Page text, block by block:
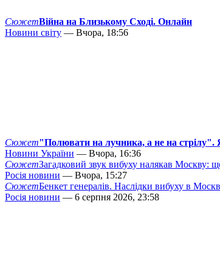
СюжетВійна на Близькому Сході. Онлайн
Новини світу — Вчора, 18:56
Сюжет"Полювати на лучника, а не на стрілу".
Новини України — Вчора, 16:36
СюжетЗагадковий звук вибуху налякав Москву:
Росія новини — Вчора, 15:27
СюжетБенкет генералів. Наслідки вибуху в
Росія новини — 6 серпня 2026, 23:58